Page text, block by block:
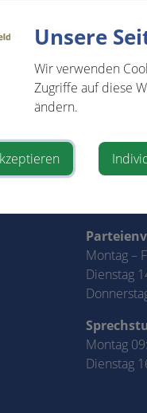
02. Dezember 2026
Montag –
Dienstag
Montag
Dienstag
Unsere
Wir verwenden
Zugriffe auf diese
ändern.